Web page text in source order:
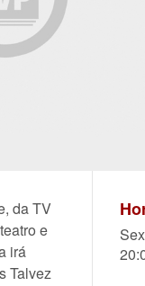
da TV
e
irá
Talvez